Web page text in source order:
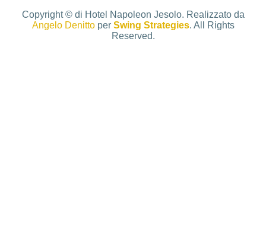
Copyright © di Hotel Napoleon Jesolo. Realizzato da
Angelo Denitto per Swing Strategies. All Rights
Reserved.